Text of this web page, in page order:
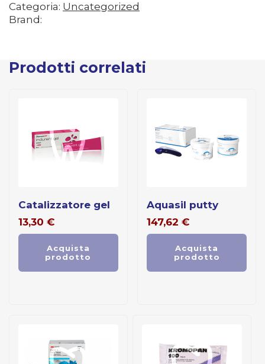
Categoria: Uncategorized
Brand:
Prodotti correlati
catalizzatore gel
13,30 €
Acquista
prodotto
aquasil putty
147,62 €
Acquista
prodotto